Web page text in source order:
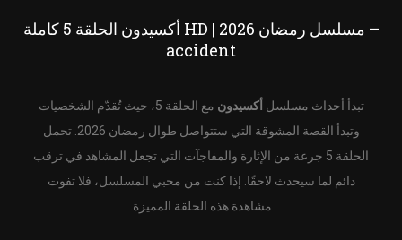
أكسيدون الحلقة 5 كاملة HD | مسلسل رمضان 2026 –
accident
تبدأ أحداث مسلسل أكسيدون
مع الحلقة 5، حيث تُقدّم الشخصيات
وتبدأ القصة المشوقة التي ستتواصل طوال رمضان 2026. تحمل
الحلقة 5 جرعة من الإثارة والمفاجآت التي تجعل المشاهد في ترقب
دائم لما سيحدث لاحقًا. إذا كنت من محبي المسلسل، فلا تفوت
مشاهدة هذه الحلقة المميزة.